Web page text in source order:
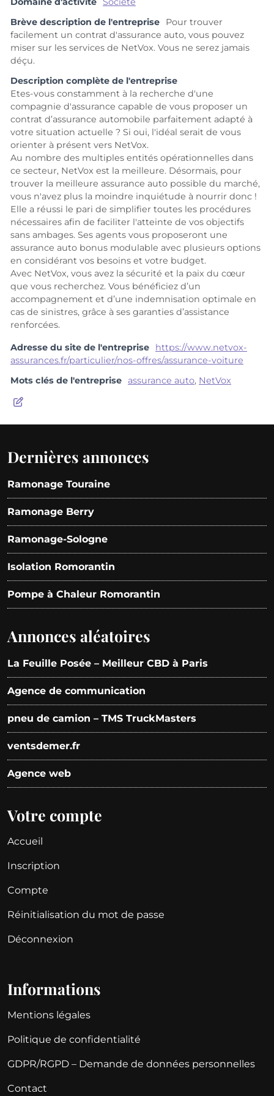
Brève description de l'entreprise
Pour trouver
facilement un contrat d'assurance auto, vous pouvez
miser sur les services de NetVox. Vous ne serez jamais
déçu.
Description complète de l'entreprise
Etes-vous constamment à la recherche d'une
compagnie d'assurance capable de vous proposer un
contrat d’assurance automobile parfaitement adapté à
votre situation actuelle ? Si oui, l'idéal serait de vous
orienter à présent vers NetVox.
Au nombre des multiples entités opérationnelles dans
ce secteur, NetVox est la meilleure. Désormais, pour
trouver la meilleure assurance auto possible du marché,
vous n'avez plus la moindre inquiétude à nourrir donc !
Elle a réussi le pari de simplifier toutes les procédures
nécessaires afin de faciliter l'atteinte de vos objectifs
sans ambages. Ses agents vous proposeront une
assurance auto bonus modulable avec plusieurs options
en considérant vos besoins et votre budget.
Avec NetVox, vous avez la sécurité et la paix du cœur
que vous recherchez. Vous bénéficiez d’un
accompagnement et d’une indemnisation optimale en
cas de sinistres, grâce à ses garanties d’assistance
renforcées.
Adresse du site de l'entreprise
https://www.netvox-
assurances.fr/particulier/nos-offres/assurance-voiture
Mots clés de l'entreprise assurance auto, NetVox
Dernières annonces
Ramonage Touraine
Ramonage Berry
Ramonage-Sologne
Isolation Romorantin
Pompe à Chaleur Romorantin
Annonces aléatoires
La Feuille Posée – Meilleur CBD à Paris
Agence de communication
pneu de camion – TMS TruckMasters
ventsdemer.fr
Agence web
Votre compte
Accueil
Inscription
Compte
Réinitialisation du mot de passe
Déconnexion
Informations
Mentions légales
Politique de confidentialité
GDPR/RGPD – Demande de données personnelles
Contact